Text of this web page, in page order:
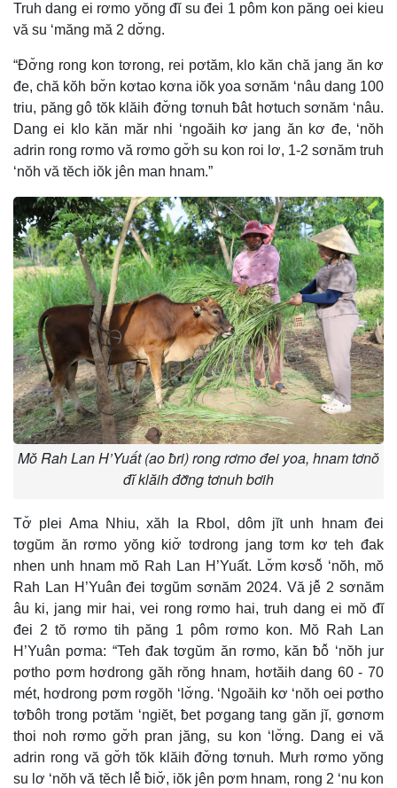
Truh dang ei rơmo yŏng đĭ su đei 1 pôm kon păng oei kieu
vă su ‘măng mă 2 dơ̆ng.
“Đơ̆ng rong kon tơrong, rei pơtăm, klo kăn chă jang ăn kơ
đe, chă kŏh bơ̆n kơtao kơna iŏk yoa sơnăm ‘nâu dang 100
triu, păng gô tŏk klăih đơ̆ng tơnuh ƀât hơtuch sơnăm ‘nâu.
Dang ei klo kăn măr nhi ‘ngoăih kơ jang ăn kơ đe, ‘nŏh
adrin rong rơmo vă rơmo gơ̆h su kon roi lơ, 1-2 sơnăm truh
‘nŏh vă tĕch iŏk jên man hnam.”
Mŏ Rah Lan H’Yuất (ao ƀri) rong rơmo đei yoa, hnam tơnŏ
đĭ klăih đơ̆ng tơnuh bơih
Tơ̆ plei Ama Nhiu, xăh Ia Rbol, dôm jĭt unh hnam đei
tơgŭm ăn rơmo yŏng kiơ̆ tơdrong jang tơm kơ teh đak
nhen unh hnam mŏ Rah Lan H’Yuất. Lơ̆m kơsô̆ ‘nŏh, mŏ
Rah Lan H’Yuân đei tơgŭm sơnăm 2024. Vă jê̆ 2 sơnăm
âu ki, jang mir hai, vei rong rơmo hai, truh dang ei mŏ đĭ
đei 2 tŏ rơmo tih păng 1 pôm rơmo kon. Mŏ Rah Lan
H’Yuân pơma: “Teh đak tơgŭm ăn rơmo, kăn ƀô̆ ‘nŏh jur
pơtho pơm hơdrong găh rŏng hnam, hơtăih dang 60 - 70
mét, hơdrong pơm rơgŏh ‘lơ̆ng. ‘Ngoăih kơ ‘nŏh oei pơtho
tơƀôh trong pơtăm ‘ngiĕt, ƀet pơgang tang găn jĭ, gơnơm
thoi noh rơmo gơ̆h pran jăng, su kon ‘lơ̆ng. Dang ei vă
adrin rong vă gơ̆h tŏk klăih đơ̆ng tơnuh. Mưh rơmo yŏng
su lơ ‘nŏh vă tĕch lê̆ ƀiơ̆, iŏk jên pơm hnam, rong 2 ‘nu kon